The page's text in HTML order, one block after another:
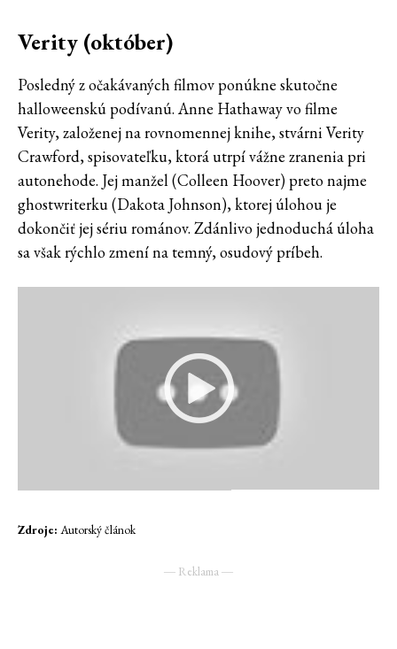
Verity (október)
Posledný z očakávaných filmov ponúkne skutočne
halloweenskú podívanú. Anne Hathaway vo filme
Verity, založenej na rovnomennej knihe, stvárni Verity
Crawford, spisovateľku, ktorá utrpí vážne zranenia pri
autonehode. Jej manžel (Colleen Hoover) preto najme
ghostwriterku (Dakota Johnson), ktorej úlohou je
dokončiť jej sériu románov. Zdánlivo jednoduchá úloha
sa však rýchlo zmení na temný, osudový príbeh.
Zdroje: Autorský článok
― Reklama ―